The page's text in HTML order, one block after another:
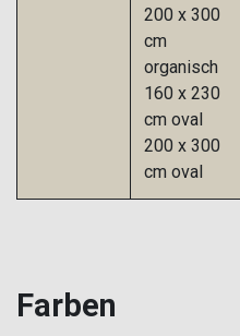
200 x 300
cm
organisch
160 x 230
cm oval
200 x 300
cm oval
Farben